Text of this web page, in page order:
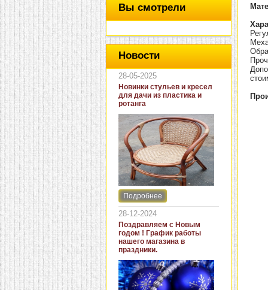
Вы смотрели
Новости
28-05-2025
Новинки стульев и кресел
для дачи из пластика и
ротанга
Интернет-магазин "Кровать
и диван" представляет
новинки стульев и кресел
для дачи. В ассортименте
представлены как
бюджетные модели из
пластика для дачи, так и
кресла для загородных
домов из натурального и
искусственного ротанга.
Подробнее
28-12-2024
Поздравляем с Новым
годом ! График работы
нашего магазина в
праздники.